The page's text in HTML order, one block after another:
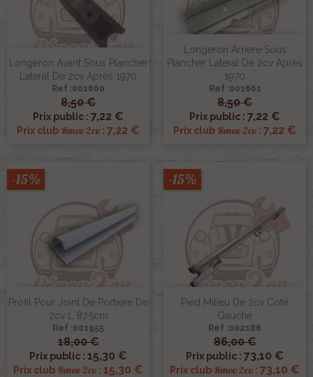
Longeron Avant Sous Plancher
Lateral De 2cv Après 1970
Ref :001660
8,50 €
Prix public : 7,22 €
Prix club Renov 2cv : 7,22 €
Longeron Arriere Sous
Plancher Lateral De 2cv Après
1970
Ref :001661
8,50 €
Prix public : 7,22 €
Prix club Renov 2cv : 7,22 €
Profil Pour Joint De Portiere De
2cv L 87.5cm
Ref :001955
18,00 €
Prix public : 15,30 €
Prix club Renov 2cv : 15,30 €
-15%
Pied Milieu De 2cv Coté
Gauche
Ref :002186
86,00 €
Prix public : 73,10 €
Prix club Renov 2cv : 73,10 €
-15%